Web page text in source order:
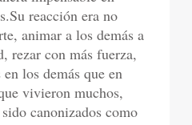
reacción era no
animar a los demás a
rezar con más fuerza,
los demás que en
vivieron muchos,
canonizados como